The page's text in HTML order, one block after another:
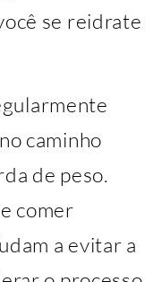
se reidrate
caminho
de peso.
comer
a evitar a